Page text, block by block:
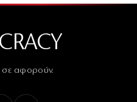
σε αφορούν.